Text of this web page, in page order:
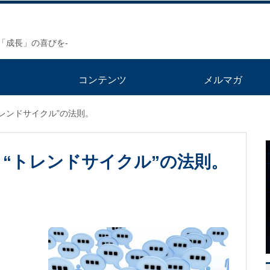
成長」の喜びを-
コンテンツ メルマガ
ンドサイクル”の法則。
トレンドサイクル”の法則。